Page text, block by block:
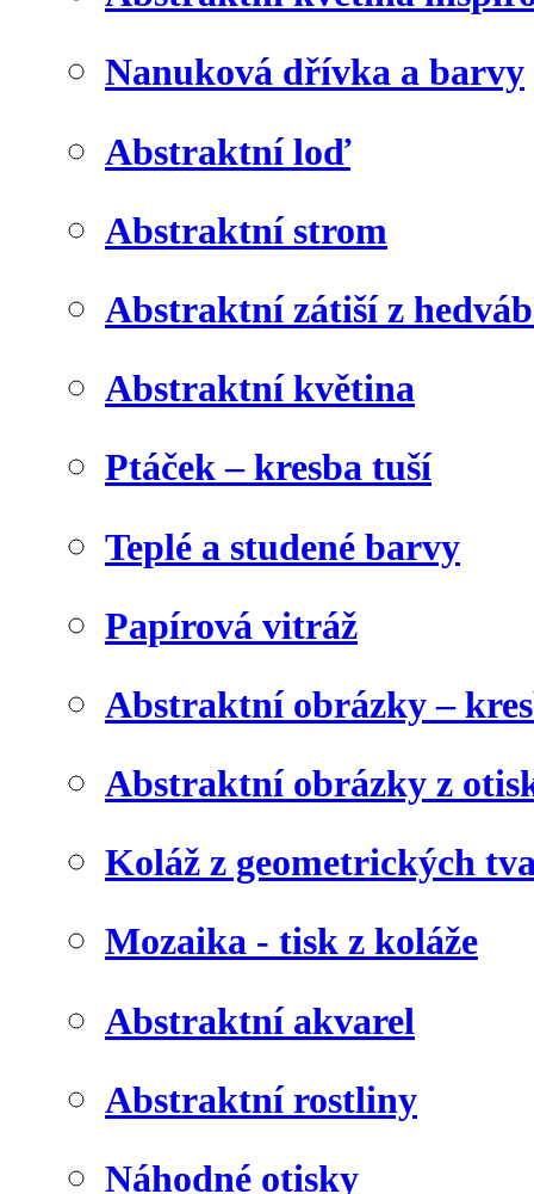
Nanuková dřívka a barvy
Abstraktní loď
Abstraktní strom
Abstraktní zátiší z
Abstraktní květina
Ptáček – kresba tuší
Teplé a studené barvy
Papírová vitráž
Abstraktní obrázky –
Abstraktní obrázky z
Koláž z geometrických
Mozaika - tisk z koláže
Abstraktní akvarel
Abstraktní rostliny
Náhodné otisky